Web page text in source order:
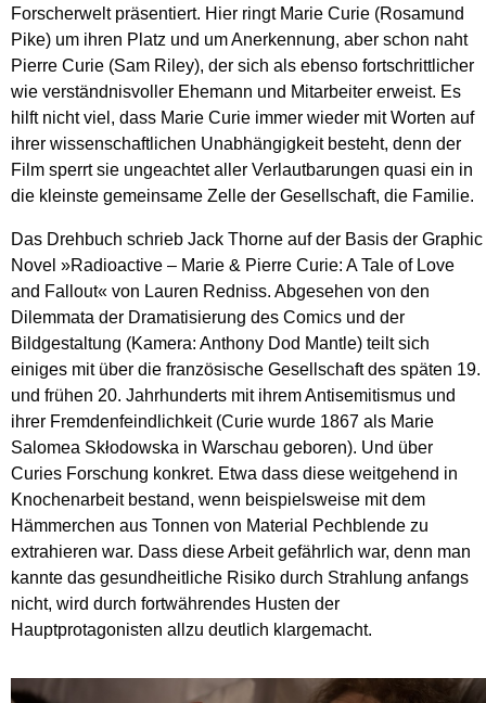
Forscherwelt präsentiert. Hier ringt Marie Curie (Rosamund
Pike) um ihren Platz und um Anerkennung, aber schon naht
Pierre Curie (Sam Riley), der sich als ebenso fortschrittlicher
wie verständnisvoller Ehemann und Mitarbeiter erweist. Es
hilft nicht viel, dass Marie Curie immer wieder mit Worten auf
ihrer wissenschaftlichen Unabhängigkeit besteht, denn der
Film sperrt sie ungeachtet aller Verlautbarungen quasi ein in
die kleinste gemeinsame Zelle der Gesellschaft, die Familie.
Das Drehbuch schrieb Jack Thorne auf der Basis der Graphic
Novel »Radioactive – Marie & Pierre Curie: A Tale of Love
and Fallout« von Lauren Redniss. Abgesehen von den
Dilemmata der Dramatisierung des Comics und der
Bildgestaltung (Kamera: Anthony Dod Mantle) teilt sich
einiges mit über die französische Gesellschaft des späten 19.
und frühen 20. Jahrhunderts mit ihrem Antisemitismus und
ihrer Fremdenfeindlichkeit (Curie wurde 1867 als Marie
Salomea Skłodowska in Warschau geboren). Und über
Curies Forschung konkret. Etwa dass diese weitgehend in
Knochenarbeit bestand, wenn beispielsweise mit dem
Hämmerchen aus Tonnen von Material Pechblende zu
extrahieren war. Dass diese Arbeit gefährlich war, denn man
kannte das gesundheitliche Risiko durch Strahlung anfangs
nicht, wird durch fortwährendes Husten der
Hauptprotagonisten allzu deutlich klargemacht.